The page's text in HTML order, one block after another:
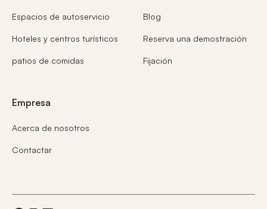
Espacios de autoservicio
Hoteles y centros turísticos
patios de comidas
Blog
Reserva una demostración
Fijación
Empresa
Acerca de nosotros
Contactar